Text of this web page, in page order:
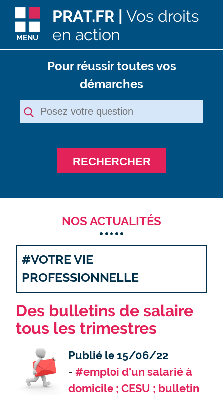
MENU
PRAT.FR | Vos droits
en action
Pour réussir toutes vos
démarches
RECHERCHER
NOS ACTUALITÉS
#VOTRE VIE
PROFESSIONNELLE
Des bulletins de salaire
tous les trimestres
Publié le 15/06/22
#emploi d'un salarié à
domicile ; CESU ; bulletin